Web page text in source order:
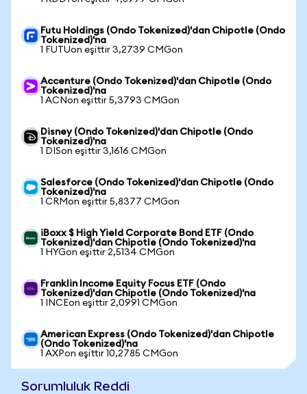
Futu Holdings (Ondo Tokenized)'dan Chipotle (Ondo
Tokenized)'na
1 FUTUon eşittir 3,2739 CMGon
Accenture (Ondo Tokenized)'dan Chipotle (Ondo
Tokenized)'na
1 ACNon eşittir 5,3793 CMGon
Disney (Ondo Tokenized)'dan Chipotle (Ondo
Tokenized)'na
1 DISon eşittir 3,1616 CMGon
Salesforce (Ondo Tokenized)'dan Chipotle (Ondo
Tokenized)'na
1 CRMon eşittir 5,8377 CMGon
iBoxx $ High Yield Corporate Bond ETF (Ondo
Tokenized)'dan Chipotle (Ondo Tokenized)'na
1 HYGon eşittir 2,5134 CMGon
Franklin Income Equity Focus ETF (Ondo
Tokenized)'dan Chipotle (Ondo Tokenized)'na
1 INCEon eşittir 2,0991 CMGon
American Express (Ondo Tokenized)'dan Chipotle
(Ondo Tokenized)'na
1 AXPon eşittir 10,2785 CMGon
Sorumluluk Reddi